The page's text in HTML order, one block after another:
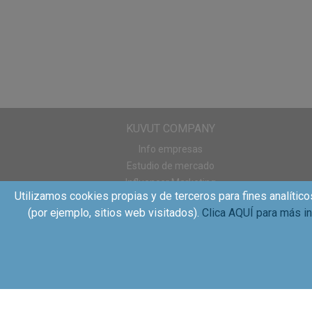
KUVUT COMPANY
Info empresas
Estudio de mercado
Influencer Marketing
Sampling
WOM
Utilizamos cookies propias y de terceros para fines
(por ejemplo, sitios web visitados). Clica AQUÍ para más